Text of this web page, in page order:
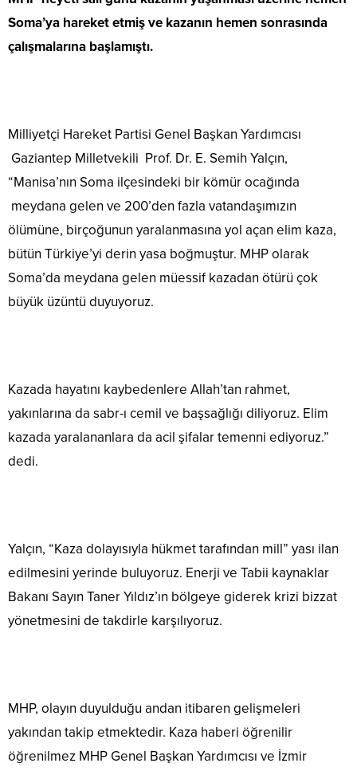
Soma’ya hareket etmiş ve kazanın hemen sonrasında
çalışmalarına başlamıştı.
Milliyetçi Hareket Partisi Genel Başkan Yardımcısı
Gaziantep Milletvekili Prof. Dr. E. Semih Yalçın,
“Manisa’nın Soma ilçesindeki bir kömür ocağında
meydana gelen ve 200’den fazla vatandaşımızın
ölümüne, birçoğunun yaralanmasına yol açan elim kaza,
bütün Türkiye’yi derin yasa boğmuştur. MHP olarak
Soma’da meydana gelen müessif kazadan ötürü çok
büyük üzüntü duyuyoruz.
Kazada hayatını kaybedenlere Allah’tan rahmet,
yakınlarına da sabr-ı cemil ve başsağlığı diliyoruz. Elim
kazada yaralananlara da acil şifalar temenni ediyoruz.”
dedi.
Yalçın, “Kaza dolayısıyla hükmet tarafından mill” yası ilan
edilmesini yerinde buluyoruz. Enerji ve Tabii kaynaklar
Bakanı Sayın Taner Yıldız’ın bölgeye giderek krizi bizzat
yönetmesini de takdirle karşılıyoruz.
MHP, olayın duyulduğu andan itibaren gelişmeleri
yakından takip etmektedir. Kaza haberi öğrenilir
öğrenilmez MHP Genel Başkan Yardımcısı ve İzmir